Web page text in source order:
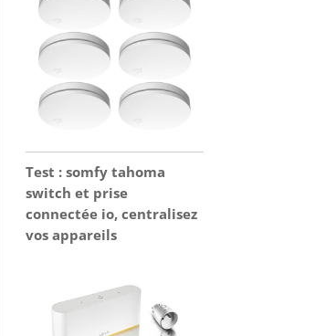
Test : somfy tahoma
switch et prise
connectée io, centralisez
vos appareils